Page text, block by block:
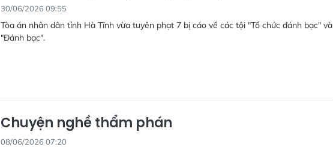
30/06/2026 09:55
Tòa án nhân dân tỉnh Hà Tĩnh vừa tuyên phạt 7 bị cáo về các tội "Tổ chức đánh bạc" và
"Đánh bạc".
Chuyện nghề thẩm phán
08/06/2026 07:20